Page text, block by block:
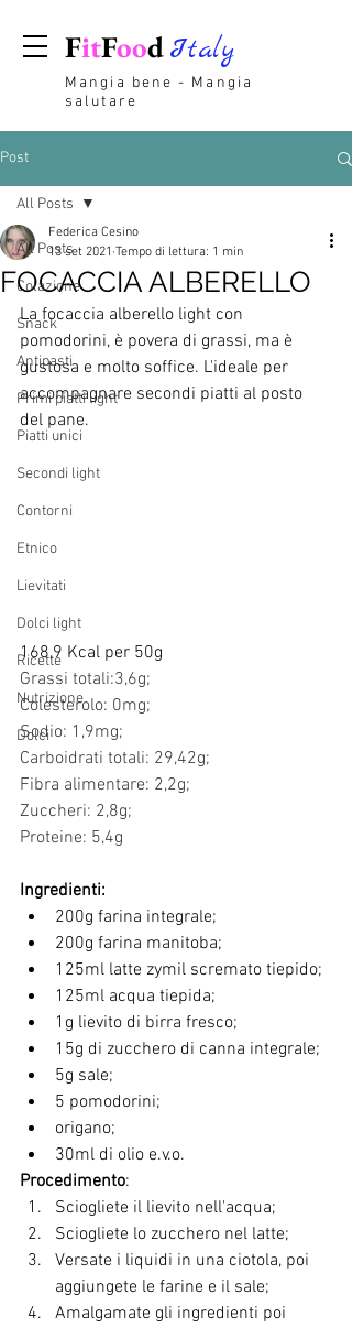
FitFoodItaly
Mangia bene - Mangia
salutare
Post
All Posts
Colazione
Snack
Antipasti
Primi piatti light
Piatti unici
Secondi light
Contorni
Etnico
Lievitati
Dolci light
Ricette
Nutrizione
Dolci
All Posts
FOCACCIA ALBERELLO
Federica Cesino
13 set 2021 Tempo di lettura: 1 min
La focaccia alberello light con
pomodorini, è povera di grassi, ma è
gustosa e molto soffice. L'ideale per
accompagnare secondi piatti al posto
del pane.
168,9 Kcal per 50g
Grassi totali:3,6g;
Colesterolo: 0mg;
Sodio: 1,9mg;
Carboidrati totali: 29,42g;
Fibra alimentare: 2,2g;
Zuccheri: 2,8g;
Proteine: 5,4g
Ingredienti:
200g farina integrale;
200g farina manitoba;
125ml latte zymil scremato tiepido;
125ml acqua tiepida;
1g lievito di birra fresco;
15g di zucchero di canna integrale;
5g sale;
5 pomodorini;
origano;
30ml di olio e.v.o.
Procedimento:
Sciogliete il lievito nell'acqua;
Sciogliete lo zucchero nel latte;
Versate i liquidi in una ciotola, poi
aggiungete le farine e il sale;
Amalgamate gli ingredienti poi